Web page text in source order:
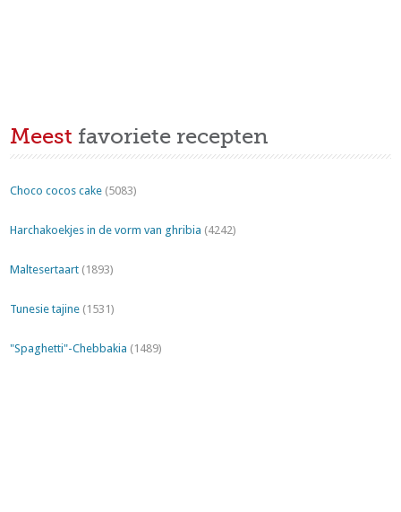
Meest favoriete recepten
Choco cocos cake (5083)
Harchakoekjes in de vorm van ghribia (4242)
Maltesertaart (1893)
Tunesie tajine (1531)
"Spaghetti"-Chebbakia (1489)